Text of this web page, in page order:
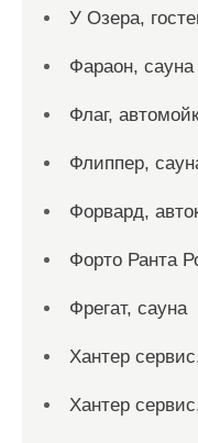
У Озера,
Фараон, сауна
Флаг,
Флиппер,
Форвард,
Форто Ранта
Фрегат, сауна
Хантер
Хантер